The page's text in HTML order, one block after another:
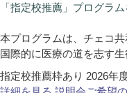
「指定校推薦」プログラム
本プログラムは、チェコ
国際的に医療の道を志す
指定校推薦枠あり 2026年